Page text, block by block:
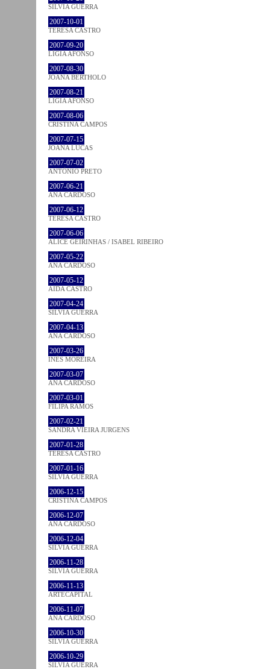
SÍLVIA GUERRA
2007-10-01
TERESA CASTRO
2007-09-20
LÍGIA AFONSO
2007-08-30
JOANA BÉRTHOLO
2007-08-21
LÍGIA AFONSO
2007-08-06
CRISTINA CAMPOS
2007-07-15
JOANA LUCAS
2007-07-02
ANTÓNIO PRETO
2007-06-21
ANA CARDOSO
2007-06-12
TERESA CASTRO
2007-06-06
ALICE GEIRINHAS / ISABEL RIBEIRO
2007-05-22
ANA CARDOSO
2007-05-12
AIDA CASTRO
2007-04-24
SÍLVIA GUERRA
2007-04-13
ANA CARDOSO
2007-03-26
INÊS MOREIRA
2007-03-07
ANA CARDOSO
2007-03-01
FILIPA RAMOS
2007-02-21
SANDRA VIEIRA JURGENS
2007-01-28
TERESA CASTRO
2007-01-16
SÍLVIA GUERRA
2006-12-15
CRISTINA CAMPOS
2006-12-07
ANA CARDOSO
2006-12-04
SÍLVIA GUERRA
2006-11-28
SÍLVIA GUERRA
2006-11-13
ARTECAPITAL
2006-11-07
ANA CARDOSO
2006-10-30
SÍLVIA GUERRA
2006-10-29
SÍLVIA GUERRA